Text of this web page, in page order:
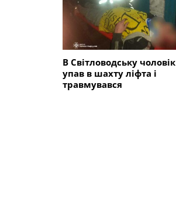
В Світловодську чоловік
упав в шахту ліфта і
травмувався